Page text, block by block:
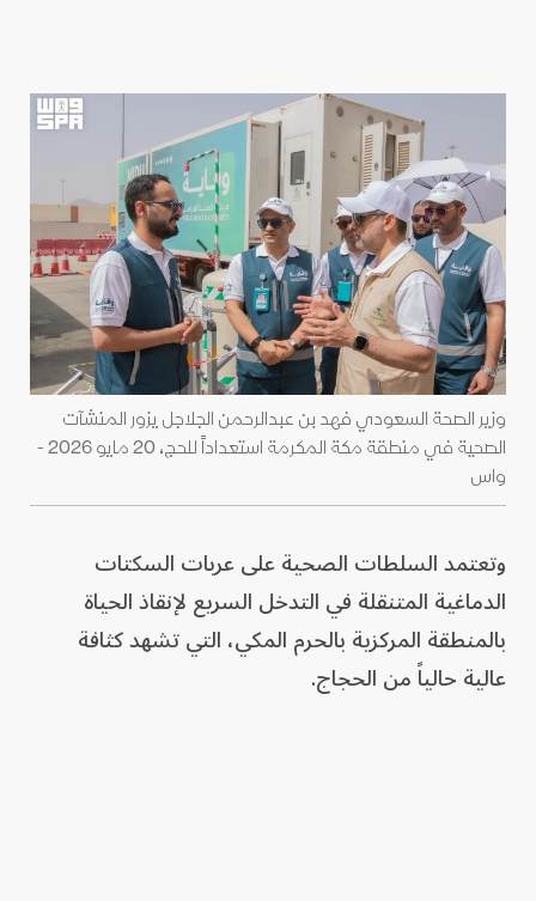
وزير الصحة السعودي فهد بن عبدالرحمن الجلاجل يزور المنشآت
الصحية في منطقة مكة المكرمة استعداداً للحج، 20 مايو 2026 -
واس
وتعتمد السلطات الصحية على عربات السكتات
الدماغية المتنقلة في التدخل السريع لإنقاذ الحياة
بالمنطقة المركزية بالحرم المكي، التي تشهد كثافة
عالية حالياً من الحجاج.